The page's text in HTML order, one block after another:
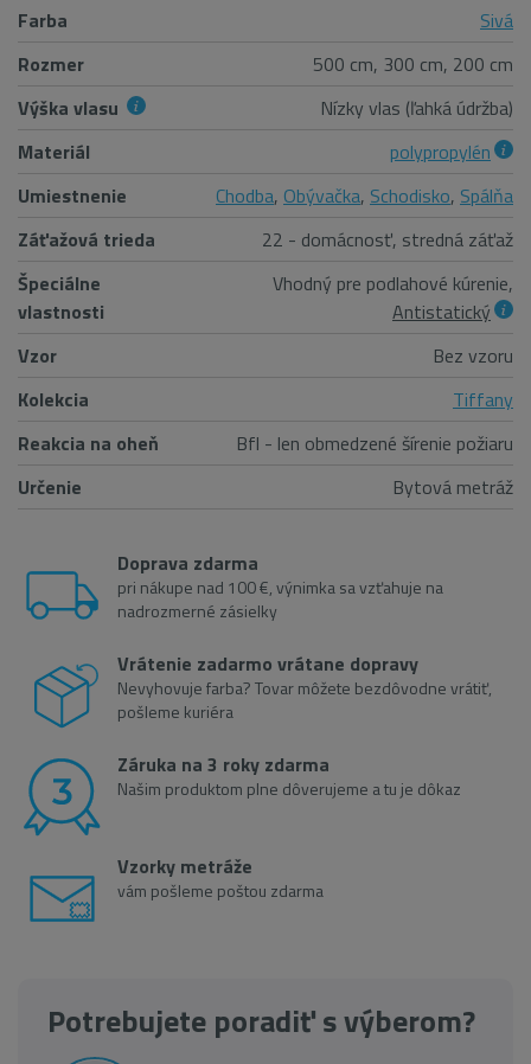
Farba
Sivá
Rozmer
500 cm, 300 cm, 200 cm
Výška vlasu
Nízky vlas (ľahká údržba)
Materiál
polypropylén
Umiestnenie
Chodba, Obývačka, Schodisko, Spálňa
Záťažová trieda
22 - domácnosť, stredná záťaž
Špeciálne
vlastnosti
Vhodný pre podlahové kúrenie,
Antistatický
Vzor
Bez vzoru
Kolekcia
Tiffany
Reakcia na oheň
Bfl - len obmedzené šírenie požiaru
Určenie
Bytová metráž
Doprava zdarma
pri nákupe nad 100 €, výnimka sa vzťahuje na
nadrozmerné zásielky
Vrátenie zadarmo vrátane dopravy
Nevyhovuje farba? Tovar môžete bezdôvodne vrátiť,
pošleme kuriéra
Záruka na 3 roky zdarma
Našim produktom plne dôverujeme a tu je dôkaz
Vzorky metráže
vám pošleme poštou zdarma
Potrebujete poradiť s výberom?